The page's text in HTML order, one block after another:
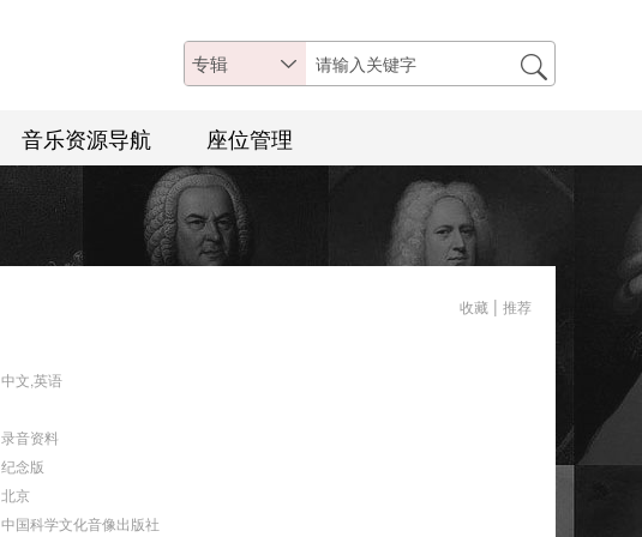
专辑
音乐资源导航 座位管理
中文,英语
录音资料
纪念版
北京
中国科学文化音像出版社
收藏 | 推荐